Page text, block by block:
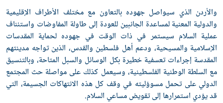
والأردن الذي سيواصل جهوده بالتعاون مع مختلف الأطراف الإقليمية
والدولية المعنية لمساعدة الجانبين للعودة إلى طاولة المفاوضات واستئناف
عملية السلام سيستمر في ذات الوقت في جهوده لحماية المقدسات
الإسلامية والمسيحية، ودعم أهل فلسطين والقدس، الذين تواجه مدينتهم
المقدسة إجراءات تعسفية خطيرة بكل الوسائل والسبل المتاحة، وبالتنسيق
مع السلطة الوطنية الفلسطينية، وسيعمل كذلك على مواصلة حث المجتمع
الدولي على تحمل مسوؤليته في وقف كل هذه الانتهاكات الجسيمة، التي
قد يؤدي استمرارها إلى تقويض مساعي السلام.